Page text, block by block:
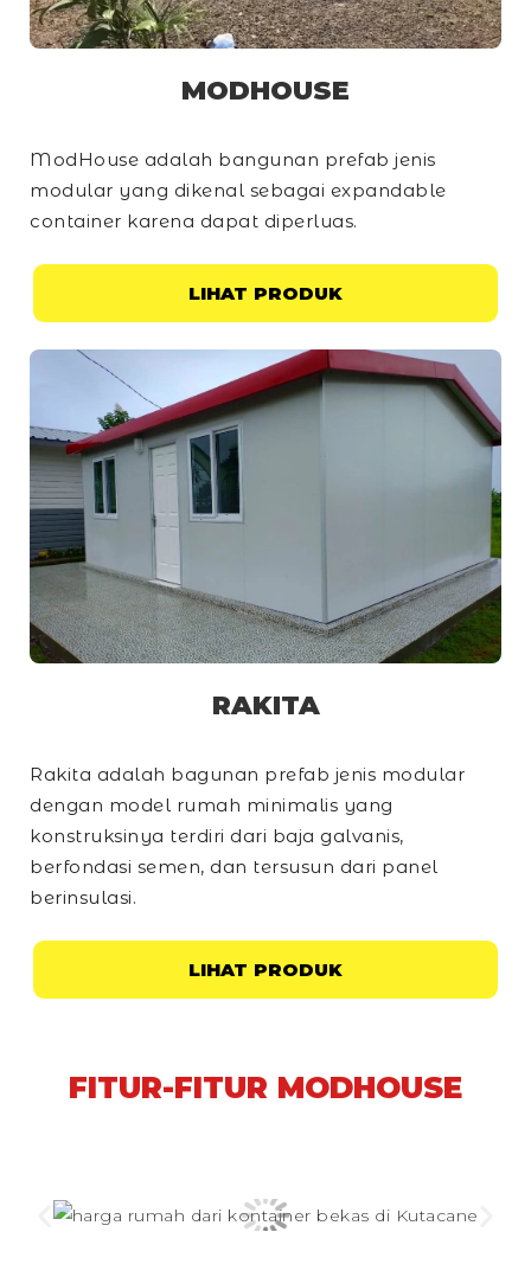
MODHOUSE
ModHouse adalah bangunan prefab jenis
modular yang dikenal sebagai expandable
container karena dapat diperluas.
LIHAT PRODUK
RAKITA
Rakita adalah bagunan prefab jenis modular
dengan model rumah minimalis yang
konstruksinya terdiri dari baja galvanis,
berfondasi semen, dan tersusun dari panel
berinsulasi.
LIHAT PRODUK
FITUR-FITUR MODHOUSE